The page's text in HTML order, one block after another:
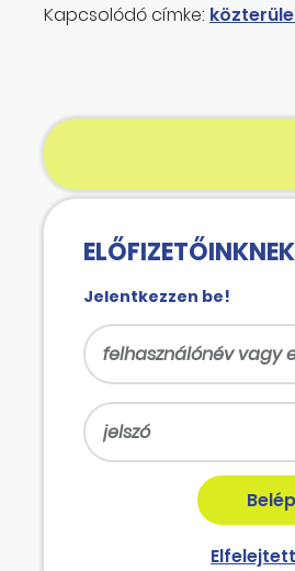
Kapcsolódó címke:
ELŐFIZETŐINKNEK
Jelentkezzen be!